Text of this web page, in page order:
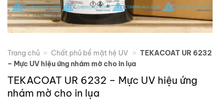
Trang chủ » Chất phủ bề mặt hệ UV » TEKACOAT UR 6232
– Mực UV hiệu ứng nhám mờ cho in lụa
TEKACOAT UR 6232 – Mực UV hiệu ứng
nhám mờ cho in lụa